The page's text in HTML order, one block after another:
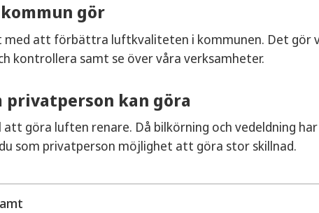
gör
med att förbättra luftkvaliteten i kommunen. Det
kontrollera samt se över våra verksamheter.
privatperson kan göra
att göra luften renare. Då bilkörning och vedeldning
som privatperson möjlighet att göra stor skillnad.